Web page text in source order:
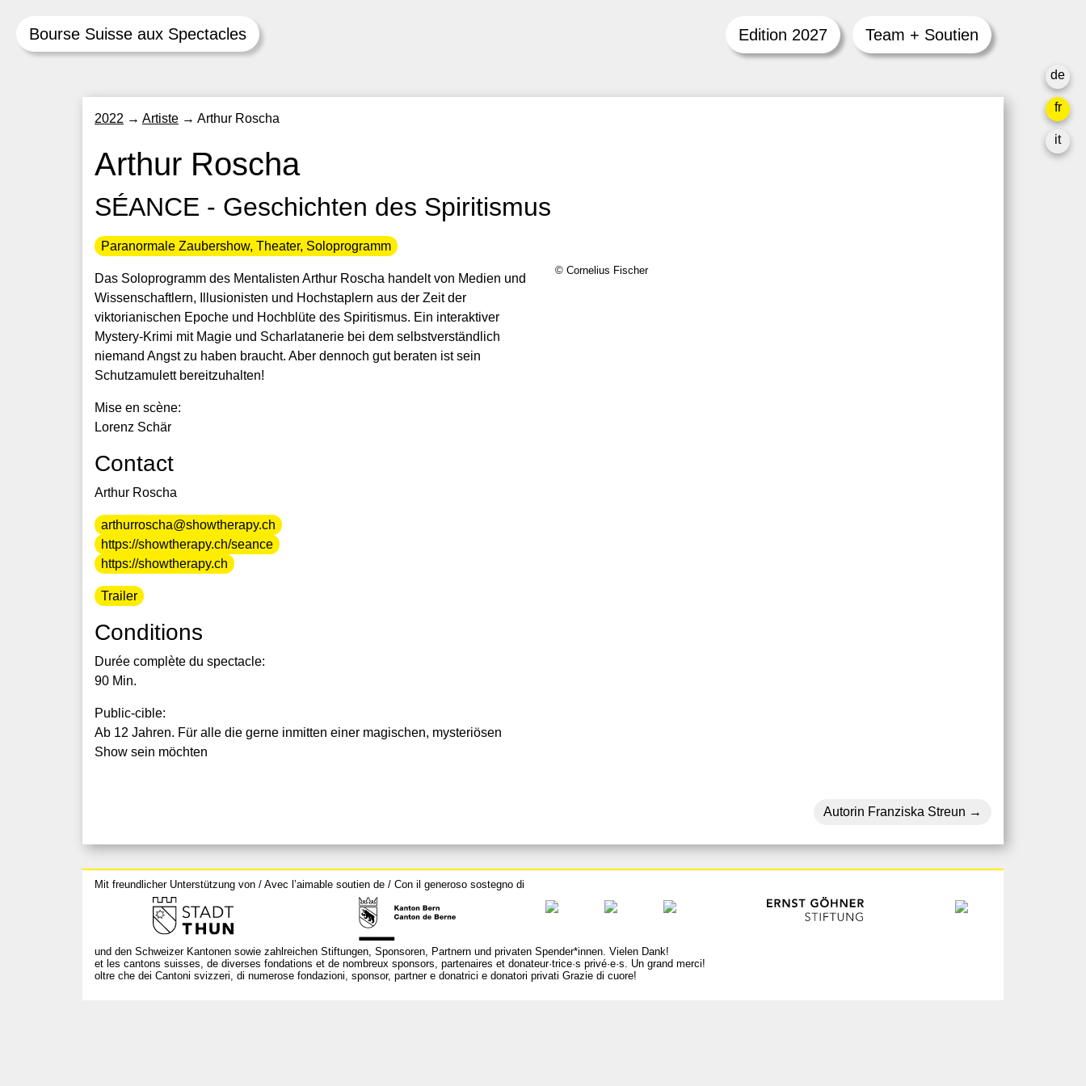
de
fr
it
Bourse Suisse aux Spectacles Edition 2027 Team + Soutien
2022 → Artiste → Arthur Roscha
Arthur Roscha
SÉANCE - Geschichten des Spiritismus
Paranormale Zaubershow, Theater, Soloprogramm
Das Soloprogramm des Mentalisten Arthur Roscha handelt von Medien und
Wissenschaftlern, Illusionisten und Hochstaplern aus der Zeit der
viktorianischen Epoche und Hochblüte des Spiritismus. Ein interaktiver
Mystery-Krimi mit Magie und Scharlatanerie bei dem selbstverständlich
niemand Angst zu haben braucht. Aber dennoch gut beraten ist sein
Schutzamulett bereitzuhalten!
Mise en scène:
Lorenz Schär
Contact
Arthur Roscha
arthurroscha@showtherapy.ch
https://showtherapy.ch/seance
https://showtherapy.ch
Trailer
Conditions
Durée complète du spectacle:
90 Min.
Public-cible:
Ab 12 Jahren. Für alle die gerne inmitten einer magischen, mysteriösen
Show sein möchten
© Cornelius Fischer
Autorin Franziska Streun
Mit freundlicher Unterstützung von / Avec l’aimable soutien de / Con il generoso sostegno di
und den Schweizer Kantonen sowie zahlreichen Stiftungen, Sponsoren, Partnern und privaten Spender*innen. Vielen Dank!
et les cantons suisses, de diverses fondations et de nombreux sponsors, partenaires et donateur·trice·s privé·e·s. Un grand merci!
oltre che dei Cantoni svizzeri, di numerose fondazioni, sponsor, partner e donatrici e donatori privati Grazie di cuore!